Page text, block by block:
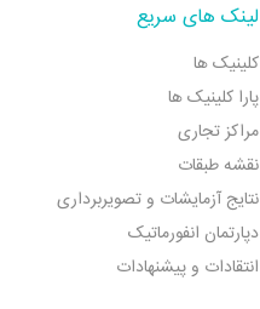
لینک های سریع
کلینیک ها
پارا کلینیک ها
مراکز تجاری
نقشه طبقات
نتایج آزمایشات و تصویربرداری
دپارتمان انفورماتیک
انتقادات و پیشنهادات